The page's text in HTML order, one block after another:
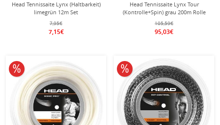
Head Tennissaite Lynx (Haltbarkeit)
limegrün 12m Set
7,95€
7,15€
Head Tennissaite Lynx Tour
(Kontrolle+Spin) grau 200m Rolle
105,59€
95,03€
10% reduziert 10% reduziert